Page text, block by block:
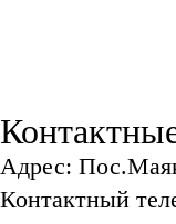
Адрес:
Контактный